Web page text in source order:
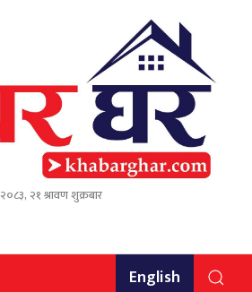
२०८३, २१ श्रावण शुक्रबार
English